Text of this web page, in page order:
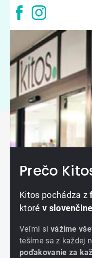
Prečo
Kitos pochádza z
ktoré v
Veľmi si vážime
tešíme sa z každej
poďakovanie za